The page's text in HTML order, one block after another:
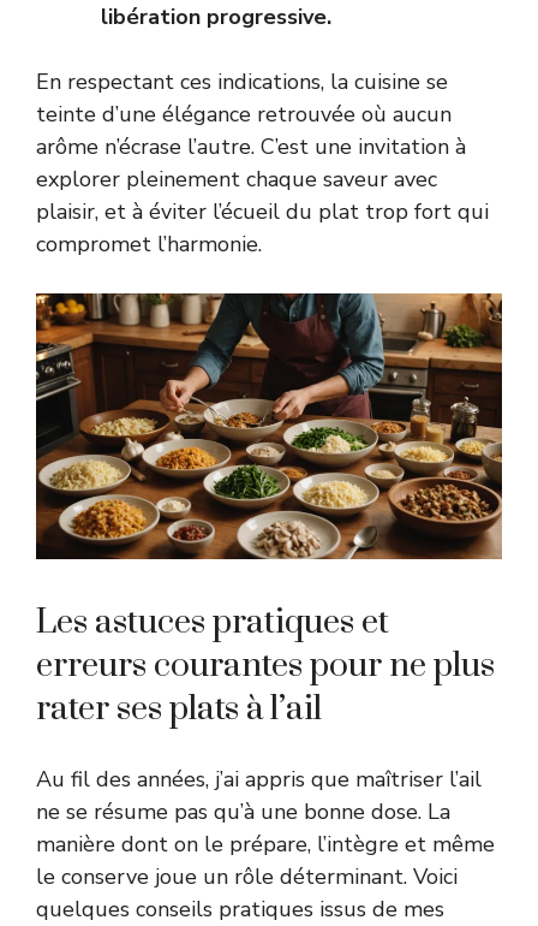
libération progressive.
En respectant ces indications, la cuisine se
teinte d’une élégance retrouvée où aucun
arôme n’écrase l’autre. C’est une invitation à
explorer pleinement chaque saveur avec
plaisir, et à éviter l’écueil du plat trop fort qui
compromet l’harmonie.
Les astuces pratiques et
erreurs courantes pour ne plus
rater ses plats à l’ail
Au fil des années, j’ai appris que maîtriser l’ail
ne se résume pas qu’à une bonne dose. La
manière dont on le prépare, l’intègre et même
le conserve joue un rôle déterminant. Voici
quelques conseils pratiques issus de mes